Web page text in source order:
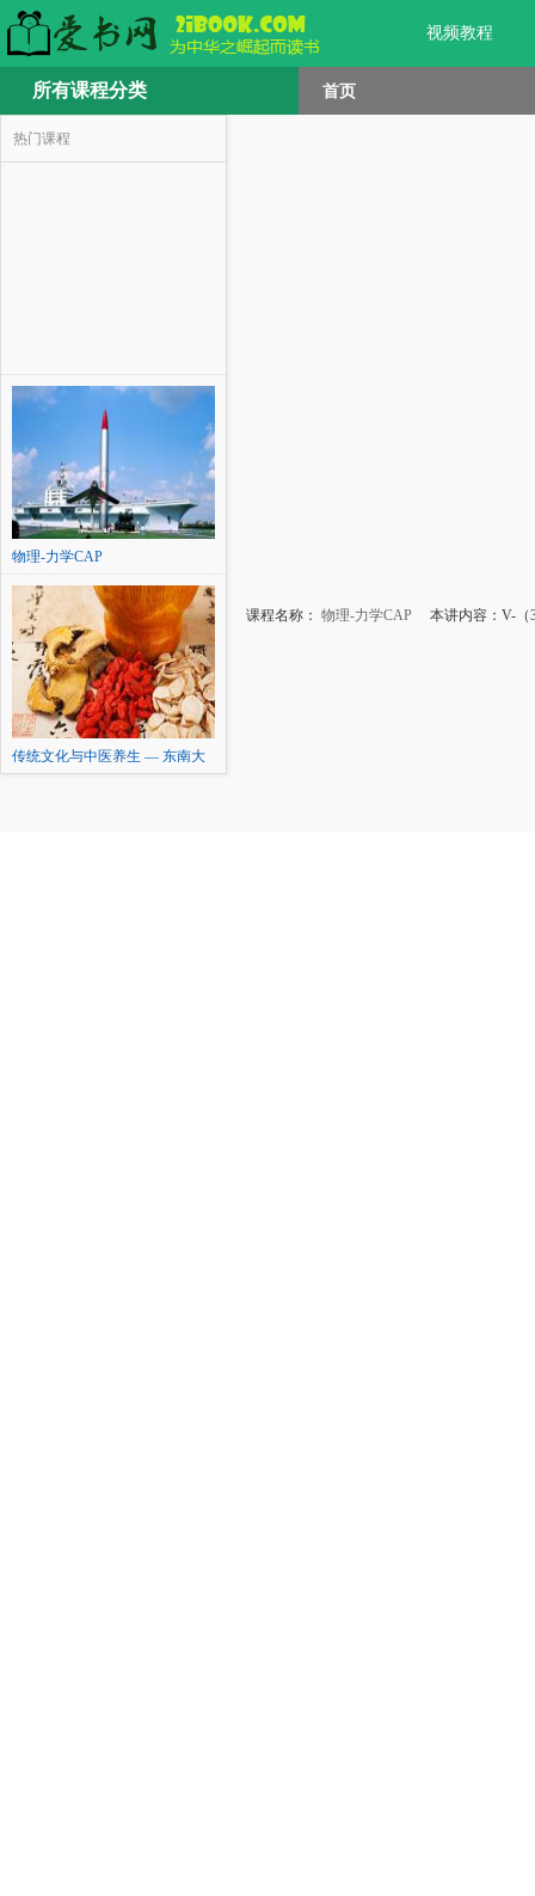
视频教程
所有课程分类 首页
热门课程
物理-力学CAP
传统文化与中医养生 — 东南大
课程名称： 物理-力学CAP 本讲内容：V-（